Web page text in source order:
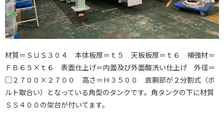
材質＝ＳＵＳ３０４ 本体板厚＝ｔ５ 天板板厚＝ｔ６ 補強材＝
ＦＢ６５×ｔ６ 表面仕上げ＝内面及び外面酸洗い仕上げ 外径＝
▢２７００×２７００ 高さ＝Ｈ３５００ 直胴部が２分割式（ボ
ルト取合い）となっている角型のタンクです。角タンクの下に材質
ＳＳ４００の架台が付いてます。